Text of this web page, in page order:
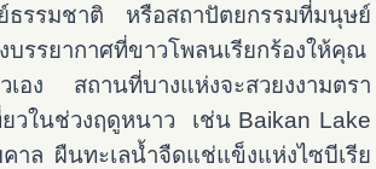
ธรรมชาติ หรือสถาปัตยกรรมที่มนุษย์
บรรยากาศที่ขาวโพลนเรียกร้องให้คุณ
เอง สถานที่บางแห่งจะสวยงงามตรา
ยวในช่วงฤดูหนาว เช่น Baikan Lake
าล ผืนทะเลน้ำจืดแช่แข็งแห่งไซบีเรีย